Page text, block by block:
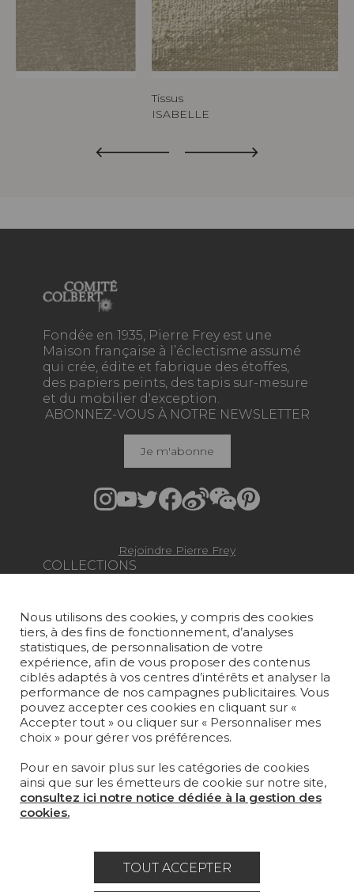
Tissus
ISABELLE
Fondée en 1935, Pierre Frey est une
Maison française à l’éclectisme assumé
qui crée, édite et fabrique des étoffes,
des papiers peints, des tapis sur-mesure
et du mobilier d'exception.
COLLECTIONS
PAPIERS PEINTS
TAPIS ET MOQUETTES
MOBILIER
PROJETS
SUR-MESURE
MAGAZINE
LA MAISON
ABONNEZ-VOUS À NOTRE NEWSLETTER
Je m'abonne
Rejoindre Pierre Frey
Nous utilisons des cookies, y compris des cookies
tiers, à des fins de fonctionnement, d’analyses
statistiques, de personnalisation de votre
expérience, afin de vous proposer des contenus
ciblés adaptés à vos centres d’intérêts et analyser la
performance de nos campagnes publicitaires. Vous
pouvez accepter ces cookies en cliquant sur «
Accepter tout » ou cliquer sur « Personnaliser mes
choix » pour gérer vos préférences.
Pour en savoir plus sur les catégories de cookies
ainsi que sur les émetteurs de cookie sur notre site,
consultez ici notre notice dédiée à la gestion des
cookies.
TOUT ACCEPTER